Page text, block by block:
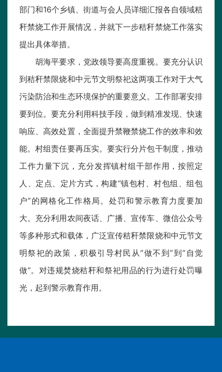
部门和16个乡镇、街道与会人员详细汇报各自领域秸
秆禁烧工作开展情况，并就下一步秸秆禁烧工作落实
提出具体举措。
胡海平要求，党政领导要高度重视。要充分认识
到秸秆禁限烧和中元节文明祭祀这两项工作对于大气
污染防治和生态环境保护的重要意义。工作部署安排
要到位。要充分利用科技手段，做到精准发现、快速
响应、高效处置，全面提升禁鞭禁烧工作的效率和效
能。村组责任要再压实。要实行分片包干制度，推动
工作力量下沉，充分发挥镇村组干部作用，按照定
人、定点、定片方式，构建“镇包村、村包组、组包
户”的网格化工作格局。处罚和警示教育力度要加
大。充分利用农间夜话、广播、宣传车、微信公众号
等多种形式和载体，广泛宣传秸秆禁限烧和中元节文
明祭祀的政策，积极引导村民从“做不到”到“自觉
做”。对违规焚烧秸秆和祭祀用品的行为进行处罚曝
光，起到警示教育作用。